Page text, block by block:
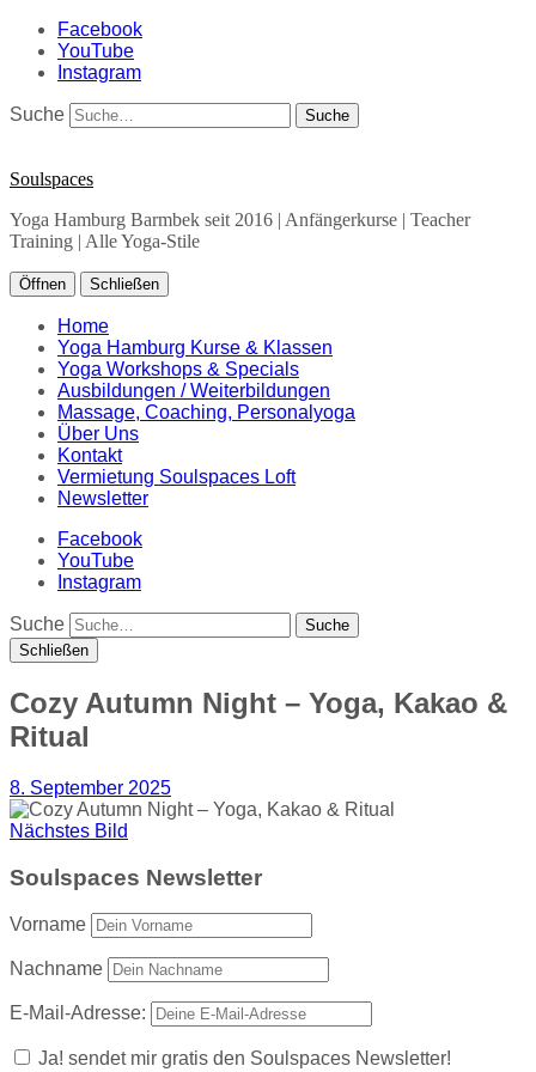
Facebook
YouTube
Instagram
Suche
Soulspaces
Yoga Hamburg Barmbek seit 2016 | Anfängerkurse | Teacher
Training | Alle Yoga-Stile
Öffnen Schließen
Home
Yoga Hamburg Kurse & Klassen
Yoga Workshops & Specials
Ausbildungen / Weiterbildungen
Massage, Coaching, Personalyoga
Über Uns
Kontakt
Vermietung Soulspaces Loft
Newsletter
Facebook
YouTube
Instagram
Suche
Schließen
Cozy Autumn Night – Yoga, Kakao &
Ritual
8. September 2025
Nächstes Bild
Soulspaces Newsletter
Vorname
Nachname
E-Mail-Adresse:
Ja! sendet mir gratis den Soulspaces Newsletter!